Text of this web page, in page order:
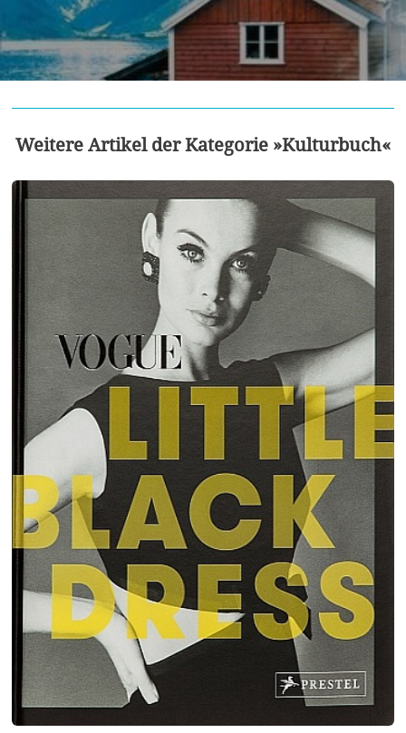
Weitere Artikel der Kategorie »Kulturbuch«